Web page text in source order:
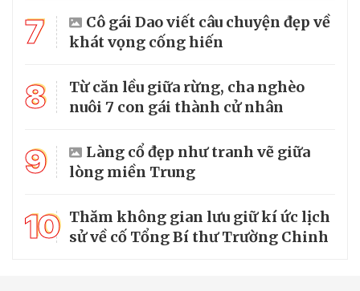
7
Cô gái Dao viết câu chuyện đẹp về
khát vọng cống hiến
8
Từ căn lều giữa rừng, cha nghèo
nuôi 7 con gái thành cử nhân
9
Làng cổ đẹp như tranh vẽ giữa
lòng miền Trung
10 Thăm không gian lưu giữ kí ức lịch
sử về cố Tổng Bí thư Trường Chinh